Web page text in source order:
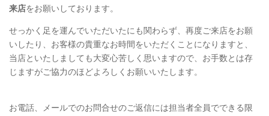
来店をお願いしております。
せっかく足を運んでいただいたにも関わらず、再度ご来店をお願
いしたり、お客様の貴重なお時間をいただくことになりますと、
当店といたしましても大変心苦しく思いますので、お手数とは存
じますがご協力のほどよろしくお願いいたします。
お電話、メールでのお問合せのご返信には担当者全員でできる限